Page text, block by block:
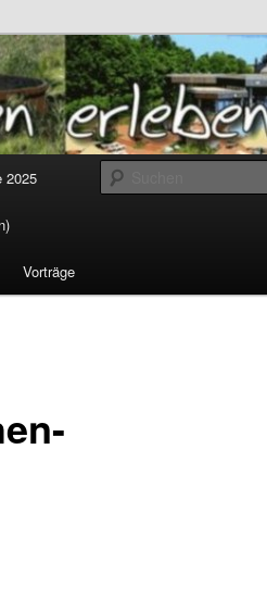
2025
Vorträge